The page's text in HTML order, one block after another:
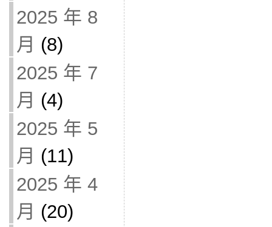
2025 年 8
月 (8)
2025 年 7
月 (4)
2025 年 5
月 (11)
2025 年 4
月 (20)